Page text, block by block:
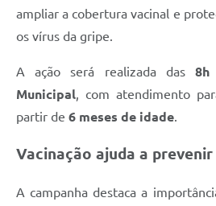
ampliar a cobertura vacinal e
os vírus da gripe.
A ação será realizada das8h
Municipal, com atendimento
partir de 6 meses de idade.
Vacinação ajuda a
A campanha destaca a